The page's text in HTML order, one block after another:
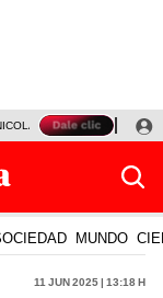
MADURO P-8
MUNDO
11 Jun 2025 | 13:18 h